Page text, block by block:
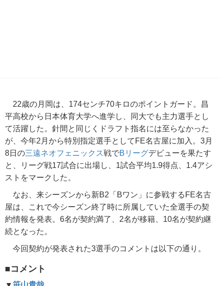
22歳の月岡は、174センチ70キロのポイントガード。昌
平高校から日本体育大学へ進学し、同大でも主力選手とし
て活躍した。針間と同じくドラフト指名には至らなかった
が、今年2月から特別指定選手としてFE名古屋に加入。3月
8日の三遠ネオフェニックス戦でBリーグデビューを果たす
と、リーグ戦17試合に出場し、1試合平均1.9得点、1.4アシ
ストをマークした。
なお、来シーズンから新B2「Bワン」に参戦するFE名古
屋は、これで今シーズン終了時に所属していた全選手の契
約情報を発表。6名が契約満了、2名が移籍、10名が契約継
続となった。
今回契約が発表された3選手のコメントは以下の通り。
■コメント